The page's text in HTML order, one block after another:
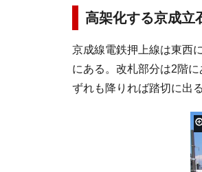
高架化する京成立
京成線電鉄押上線は東西
にある。改札部分は2階
ずれも降りれば踏切に出る